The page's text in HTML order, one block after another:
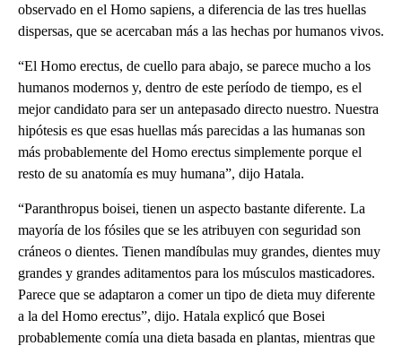
observado en el Homo sapiens, a diferencia de las tres huellas
dispersas, que se acercaban más a las hechas por humanos vivos.
“El Homo erectus, de cuello para abajo, se parece mucho a los
humanos modernos y, dentro de este período de tiempo, es el
mejor candidato para ser un antepasado directo nuestro. Nuestra
hipótesis es que esas huellas más parecidas a las humanas son
más probablemente del Homo erectus simplemente porque el
resto de su anatomía es muy humana”, dijo Hatala.
“Paranthropus boisei, tienen un aspecto bastante diferente. La
mayoría de los fósiles que se les atribuyen con seguridad son
cráneos o dientes. Tienen mandíbulas muy grandes, dientes muy
grandes y grandes aditamentos para los músculos masticadores.
Parece que se adaptaron a comer un tipo de dieta muy diferente
a la del Homo erectus”, dijo. Hatala explicó que Bosei
probablemente comía una dieta basada en plantas, mientras que